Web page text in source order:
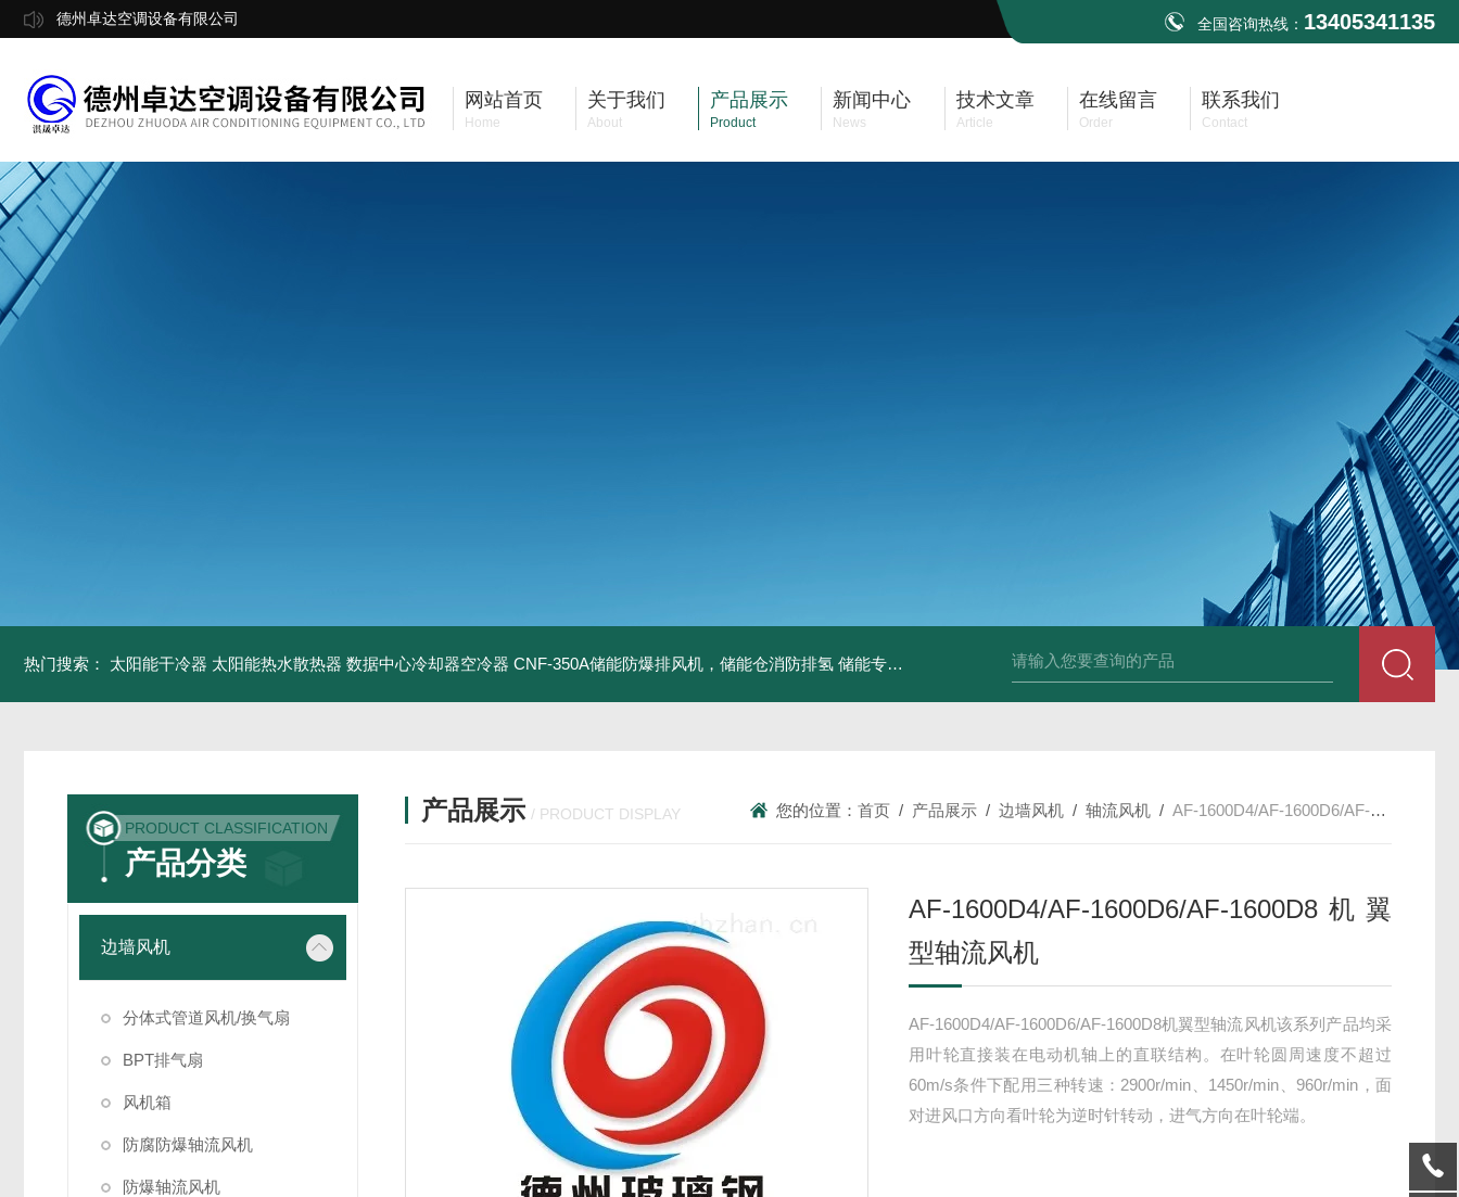
德州卓达空调设备有限公司 全国咨询热线： 13405341135
网站首页
Home
关于我们
About
产品展示
Product
新闻中心
News
技术文章
Article
在线留言
Order
联系我们
Contact
热门搜索： 太阳能干冷器 太阳能热水散热器 数据中心冷却器空冷器 CNF-350A储能防爆排风机，储能仓消防排氢 储能专用风机 储能箱风机 储能柜专用风机 PF-200/300/400/500排气扇/卫生间通风器
PRODUCT CLASSIFICATION
产品分类
边墙风机
分体式管道风机/换气扇
BPT排气扇
风机箱
防腐防爆轴流风机
防爆轴流风机
产品展示 / PRODUCT DISPLAY 您的位置：首页 / 产品展示 /边墙风机 /轴流风机 /AF-1600D4/AF-1600D6/AF-1600D8机翼型轴流风机
AF-1600D4/AF-1600D6/AF-1600D8机翼
型轴流风机
AF-1600D4/AF-1600D6/AF-1600D8机翼型轴流风机该系列产品均采
用叶轮直接装在电动机轴上的直联结构。在叶轮圆周速度不超过
60m/s条件下配用三种转速：2900r/min、1450r/min、960r/min，面
对进风口方向看叶轮为逆时针转动，进气方向在叶轮端。